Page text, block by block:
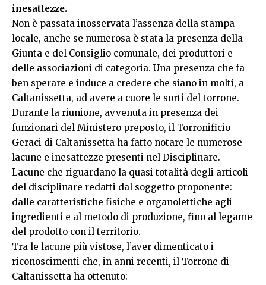
inesattezze.
Non è passata inosservata l’assenza della stampa
locale, anche se numerosa è stata la presenza della
Giunta e del Consiglio comunale, dei produttori e
delle associazioni di categoria. Una presenza che fa
ben sperare e induce a credere che siano in molti, a
Caltanissetta, ad avere a cuore le sorti del torrone.
Durante la riunione, avvenuta in presenza dei
funzionari del Ministero preposto, il Torronificio
Geraci di Caltanissetta ha fatto notare le numerose
lacune e inesattezze presenti nel Disciplinare.
Lacune che riguardano la quasi totalità degli articoli
del disciplinare redatti dal soggetto proponente:
dalle caratteristiche fisiche e organolettiche agli
ingredienti e al metodo di produzione, fino al legame
del prodotto con il territorio.
Tra le lacune più vistose, l’aver dimenticato i
riconoscimenti che, in anni recenti, il Torrone di
Caltanissetta ha ottenuto: